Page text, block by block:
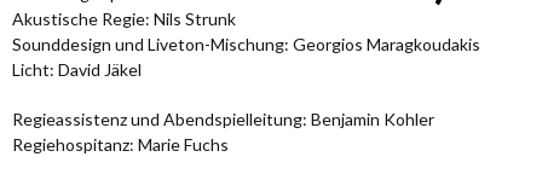
Akustische Regie: Nils Strunk
Sounddesign und Liveton-Mischung: Georgios Maragkoudakis
Licht: David Jäkel
Regieassistenz und Abendspielleitung: Benjamin Kohler
Regiehospitanz: Marie Fuchs